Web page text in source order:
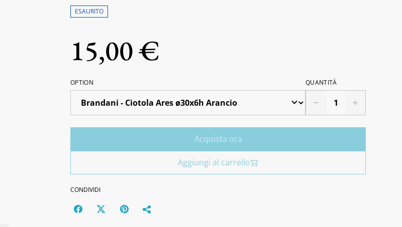
ESAURITO
15,00 €
OPTION QUANTITÀ
Acquista ora
Aggiungi al carrello
CONDIVIDI